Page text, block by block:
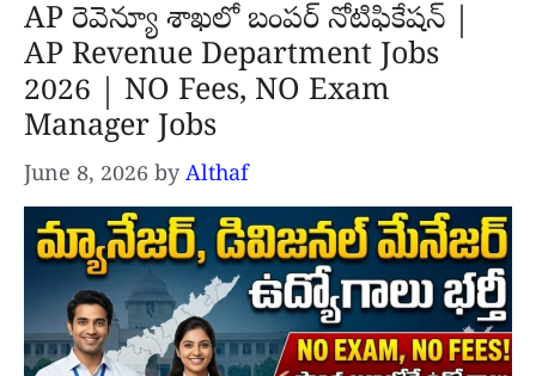
AP రెవెన్యూ శాఖలో బంపర్ నోటిఫికేషన్ |
AP Revenue Department Jobs
2026 | NO Fees, NO Exam
Manager Jobs
June 8, 2026 by Althaf